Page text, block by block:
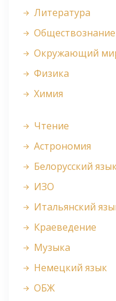
Литература
Обществознание
Окружающий
Физика
Химия
Чтение
Астрономия
Белорусский
ИЗО
Итальянский
Краеведение
Музыка
Немецкий язык
ОБЖ